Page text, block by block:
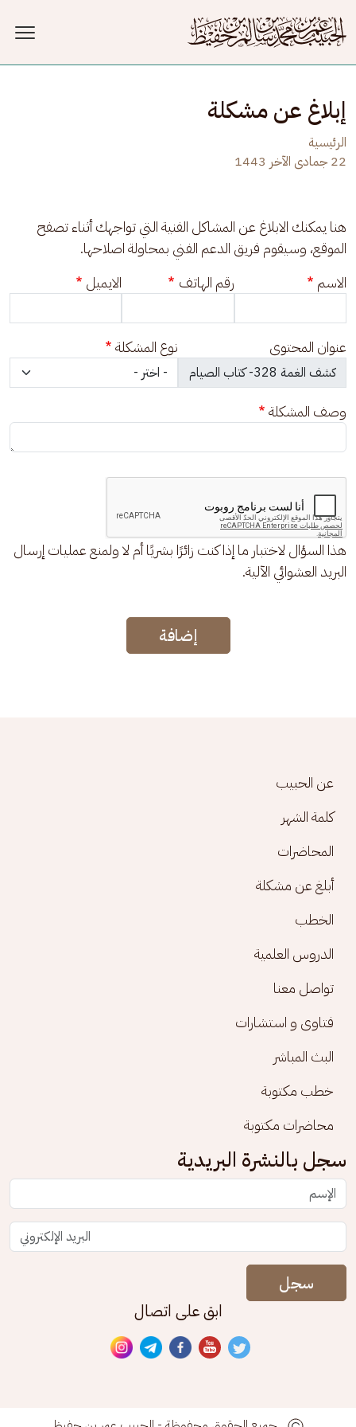
إبلاغ عن مشكلة
الرئيسية
22 جمادى الآخر 1443
هنا يمكنك الابلاغ عن المشاكل الفنية التي تواجهك أثناء تصفح
الموقع، وسيقوم فريق الدعم الفني بمحاولة اصلاحها.
الاسم
رقم الهاتف الايميل
عنوان المحتوى نوع المشكلة
وصف المشكلة
هذا السؤال لاختبار ما إذا كنت زائرًا بشريًا أم لا ولمنع عمليات إرسال
البريد العشوائي الآلية.
إضافة
Footer menu
عن الحبيب
كلمة الشهر
المحاضرات
أبلغ عن مشكلة
الخطب
الدروس العلمية
تواصل معنا
فتاوى و استشارات
البث المباشر
خطب مكتوبة
محاضرات مكتوبة
سجل بالنشرة البريدية
سجل
ابق على اتصال